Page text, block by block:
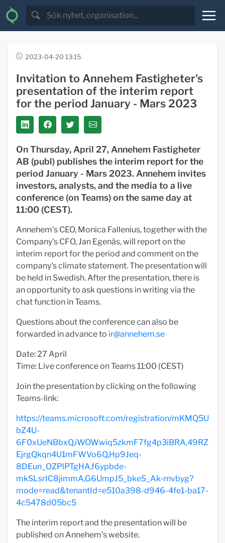
2023-04-20 13:15
Invitation to Annehem Fastigheter's
presentation of the interim report
for the period January - Mars 2023
On Thursday, April 27, Annehem Fastigheter
AB (publ) publishes the interim report for the
period January - Mars 2023. Annehem invites
investors, analysts, and the media to a live
conference (on Teams) on the same day at
11:00 (CEST).
Annehem's CEO, Monica Fallenius, together with the
Company's CFO, Jan Egenäs, will report on the
interim report for the period and comment on the
company's climate statement. The presentation will
be held in Swedish. After the presentation, there is
an opportunity to ask questions in writing via the
chat function in Teams.
Questions about the conference can also be
forwarded in advance to ir@annehem.se
Date: 27 April
Time: Live conference on Teams 11:00 (CEST)
Join the presentation by clicking on the following
Teams-link:
https://teams.microsoft.com/registration/mKMQ5U
bZ4U-
6F0xUeNBbxQ,iWOWwiq5zkmF7fg4p3iBRA,49RZ
EjrgQkqn4U1mFWVo6Q,Hp9Jeq-
8DEun_OZPlPTgHA,f6ypbde-
mkSLsrIC8jimmA,G6UmpJ5_bkeS_Ak-rnvbyg?
mode=read&tenantId=e510a398-d946-4fe1-ba17-
4c5478d05bc5
The interim report and the presentation will be
published on Annehem's website.